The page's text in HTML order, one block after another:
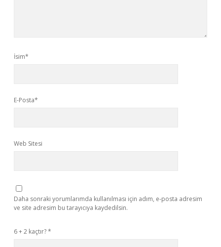
İsim*
E-Posta*
Web Sitesi
Daha sonraki yorumlarımda kullanılması için adım, e-posta adresim
ve site adresim bu tarayıcıya kaydedilsin.
6 + 2 kaçtır?*